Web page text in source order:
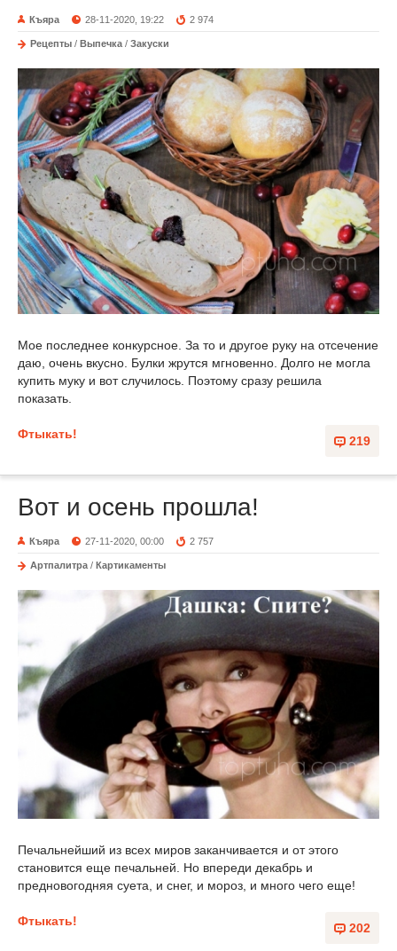
Къяра 28-11-2020, 19:22 2 974
Рецепты / Выпечка / Закуски
Мое последнее конкурсное. За то и другое руку на отсечение
даю, очень вкусно. Булки жрутся мгновенно. Долго не могла
купить муку и вот случилось. Поэтому сразу решила
показать.
219
Фтыкать!
Вот и осень прошла!
Къяра 27-11-2020, 00:00 2 757
Артпалитра / Картикаменты
Печальнейший из всех миров заканчивается и от этого
становится еще печальней. Но впереди декабрь и
предновогодняя суета, и снег, и мороз, и много чего еще!
202
Фтыкать!